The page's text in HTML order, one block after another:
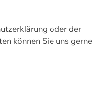
oder der
können Sie uns gerne